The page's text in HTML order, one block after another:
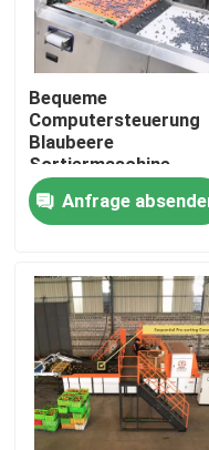
Haus
Produkte
VR Show
Über uns
Bequeme
Computersteuerung
Blaubeere
Sortiermaschine
Edelstahl
Anfrage